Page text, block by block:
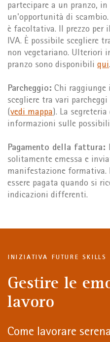
partecipare a un pranzo, in
un'opportunità di
è facoltativa. Il prezzo per
IVA. È possibile scegliere
non vegetariano. Ulteriori
pranzo sono disponibili qui.
Parcheggio: Chi raggiunge
scegliere tra vari
(vedi mappa). La
informazioni sulle
Pagamento della fattura:
solitamente emessa e
manifestazione formativa.
essere pagata quando si
indicazioni differenti.
INIZIATIVA FUTURE SKILLS
Gestire le
lavoro
Come lavorare